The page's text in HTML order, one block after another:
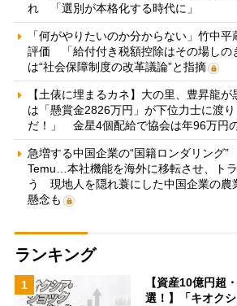
れ 「選別が本格化する時代に」
「何がやりたいのか分からない」竹中
評価 「給付付き税額控除はその場しの
は“社会保障制度の改革議論”と指摘
【土俵に埋まるカネ】大の里、豊昇龍
は「懸賞金2826万円」が下位力士に渡
だ！」 金星4個配給で協会は年96万円
急増する中国企業の“国籍ロンダリング”
Temu…本社機能を海外に移転させ、ト
う 現地人を隠れ蓑にした中国企業の農
懸念も
ランキング
1
【資産10億円超
選！】「キオク